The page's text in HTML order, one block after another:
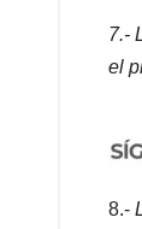
7.-
el
8.-